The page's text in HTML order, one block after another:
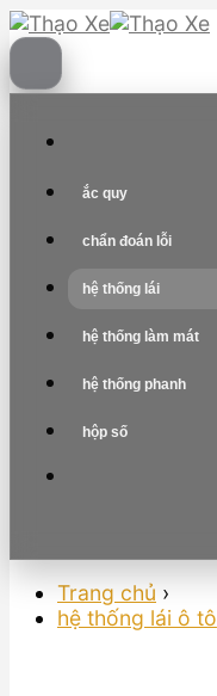
Skip
to
content
ắc quy
chẩn đoán lỗi
hệ thống lái
hệ thống làm mát
hệ thống phanh
hộp số
Trang chủ ›
hệ thống lái ô tô